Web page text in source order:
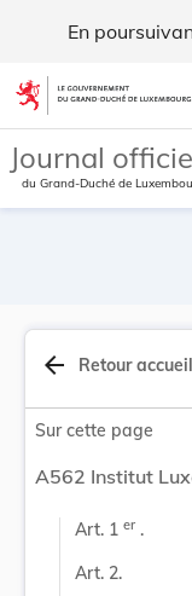
En
Aller au contenu
Journal
du Grand-Duché de
arrow_back Retour accueil
Sur cette page
Art. 1 er .
Art. 2.